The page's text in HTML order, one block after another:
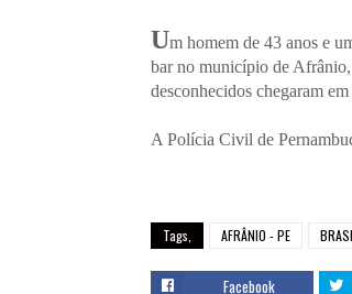
Um homem de 43 anos e
bar no município de Afrânio,
desconhecidos chegaram
A Polícia Civil de
Tags, AFRÂNIO - PE
Facebook